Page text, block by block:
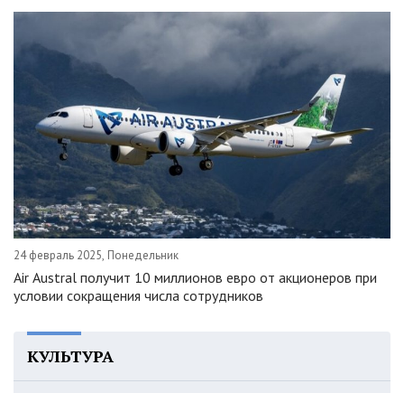
24 февраль 2025, Понедельник
Air Austral получит 10 миллионов евро от акционеров при
условии сокращения числа сотрудников
КУЛЬТУРА